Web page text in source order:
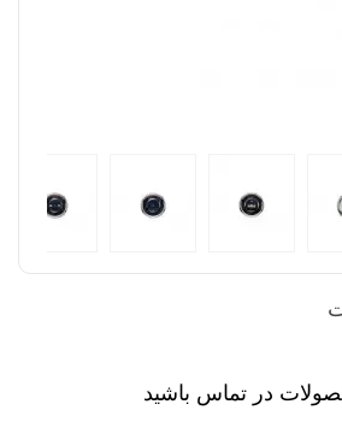
در تماس باشید